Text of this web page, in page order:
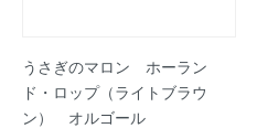
うさぎのマロン ホーラン
ド・ロップ（ライトブラウ
ン） オルゴール